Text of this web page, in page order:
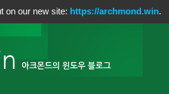
on our new site: https://archmond.win.